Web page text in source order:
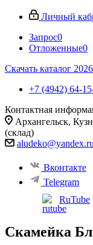
Личный
Запрос0
Отложенные0
Скачать каталог 2026
+7 (4942) 64-
Контактная
Архангельск,
(склад)
aludeko@yandex.ru
Вконтакте
Telegram
RuTube
Скамейка